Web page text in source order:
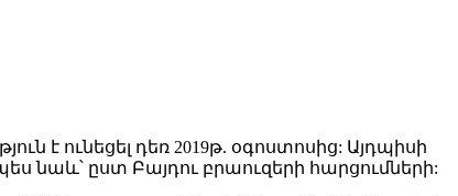
է ունեցել դեռ 2019թ. օգոստոսից: Այդպիսի
նաև՝ ըստ Բայդու բրաուզերի հարցումների: